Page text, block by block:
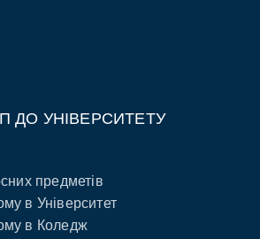
ДО УНІВЕРСИТЕТУ
предметів
в Університет
в Коледж